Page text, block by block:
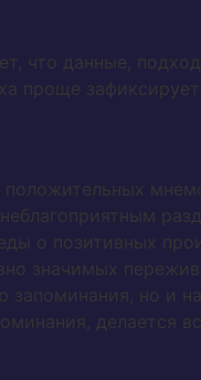
что данные,
проще
о позитивных
значимых
но и
делается